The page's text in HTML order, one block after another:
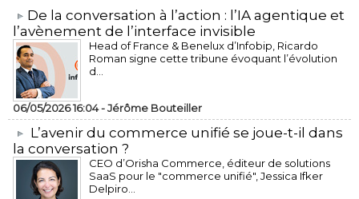
​De la conversation à l’action : l’IA agentique et
l’avènement de l’interface invisible
Head of France & Benelux d’Infobip, Ricardo
Roman signe cette tribune évoquant l’évolution
d...
06/05/2026 16:04 -Jérôme Bouteiller
L’avenir du commerce unifié se joue-t-il dans
la conversation ?
CEO d’Orisha Commerce, éditeur de solutions
SaaS pour le "commerce unifié", Jessica Ifker
Delpiro...